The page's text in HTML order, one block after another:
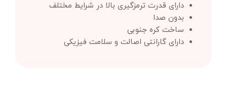
دارای قدرت ترمزگیری بالا در شرایط مختلف
بدون صدا
ساخت کره جنوبی
دارای گارانتی اصالت و سلامت فیزیکی